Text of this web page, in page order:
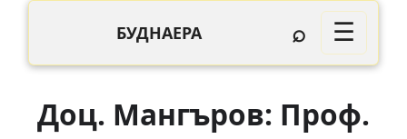
БУДНАЕРА ⌕ ☰
Доц. Мангъров: Проф.